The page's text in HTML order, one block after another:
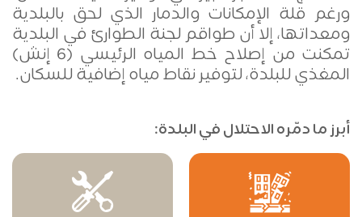
ورغم قلة الإمكانات والدمار الذي لحق بالبلدية
ومعداتها، إلا أن طواقم لجنة الطوارئ في البلدية
تمكنت من إصلاح خط المياه الرئيسي (6 إنش)
المغذي للبلدة، لتوفير نقاط مياه إضافية للسكان.
أبرز ما دمّره الاحتلال في البلدة: